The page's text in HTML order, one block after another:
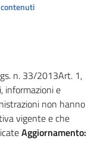
n. 33/2013Art. 1,
informazioni e
non hanno
vigente e che
Aggiornamento: